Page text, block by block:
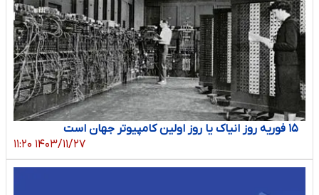
۱۵ فوریه روز انیاک یا روز اولین کامپیوتر جهان است
۱۴۰۳/۱۱/۲۷ ۱۱:۲۰